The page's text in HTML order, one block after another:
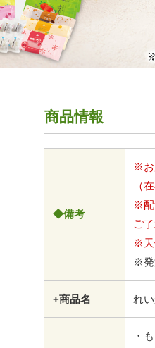
商品情報
◆備考
※お
（
※配
ご
※天
※発
+商品名 れ
・